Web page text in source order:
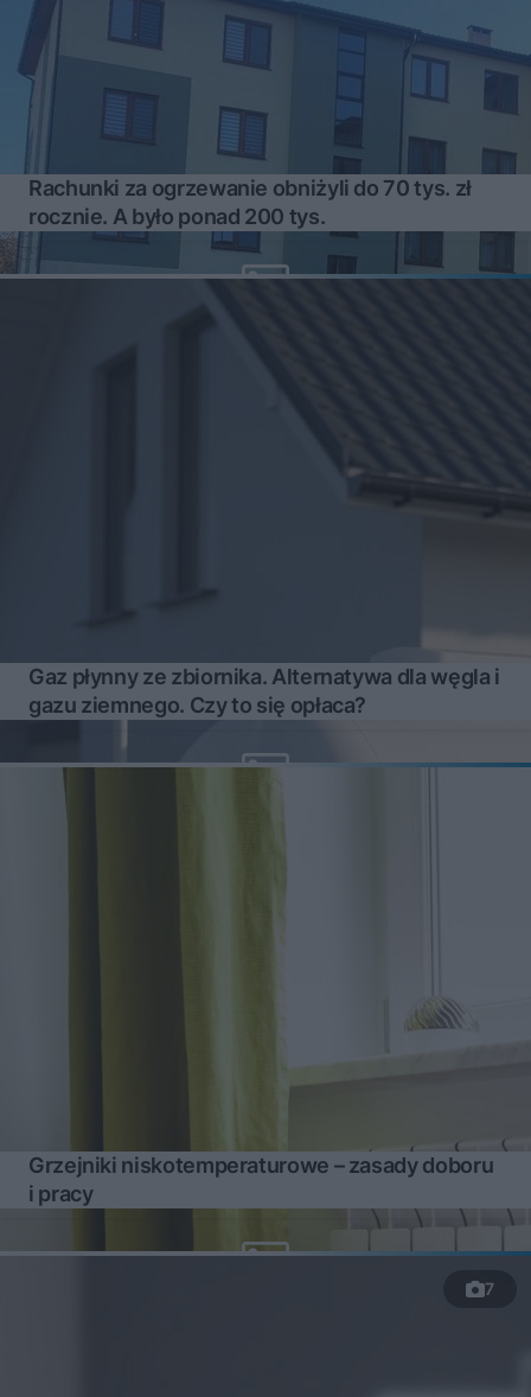
Rachunki za ogrzewanie obniżyli do 70 tys. zł
rocznie. A było ponad 200 tys.
Gaz płynny ze zbiornika. Alternatywa dla węgla i
gazu ziemnego. Czy to się opłaca?
Grzejniki niskotemperaturowe – zasady doboru
i pracy
7